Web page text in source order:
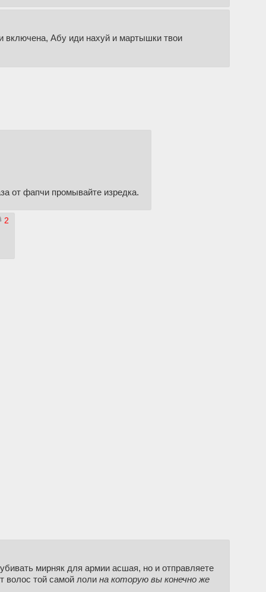
включена, Абу иди нахуй и мартышки твои
от фапчи промывайте изредка.
2
мирняк для армии асшая, но и отправляете
волос той самой лоли на которую вы конечно же